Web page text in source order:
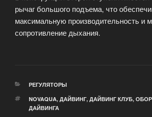
рычаг большого подъема, что
максимальную производительность и
сопротивление дыхания.
РУБРИКИ
РЕГУЛЯТОРЫ
МЕТКИ
NOVAQUA, ДАЙВИНГ, ДАЙВИНГ КЛУБ,
ДАЙВИНГА